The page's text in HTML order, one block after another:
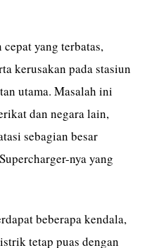
yang terbatas,
kerusakan pada stasiun
utama. Masalah ini
dan negara lain,
sebagian besar
nya yang
beberapa kendala,
tetap puas dengan